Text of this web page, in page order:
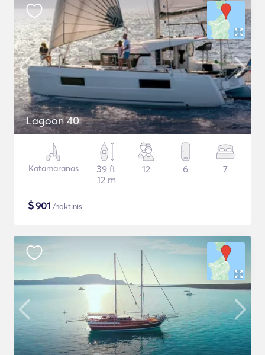
Lagoon 40
Katamaranas
39 ft
12 m
12 6 7
$901 /naktinis